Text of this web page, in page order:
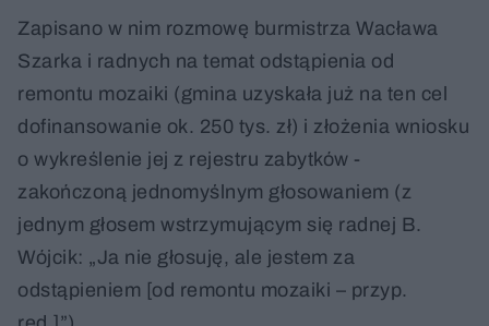
Zapisano w nim rozmowę burmistrza Wacława
Szarka i radnych na temat odstąpienia od
remontu mozaiki (gmina uzyskała już na ten cel
dofinansowanie ok. 250 tys. zł) i złożenia wniosku
o wykreślenie jej z rejestru zabytków -
zakończoną jednomyślnym głosowaniem (z
jednym głosem wstrzymującym się radnej B.
Wójcik: „Ja nie głosuję, ale jestem za
odstąpieniem [od remontu mozaiki – przyp.